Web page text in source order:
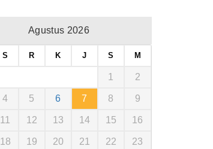
Agustus 2026
S R K J S M
1 2
4 5 6 7 8 9
11 12 13 14 15 16
18 19 20 21 22 23